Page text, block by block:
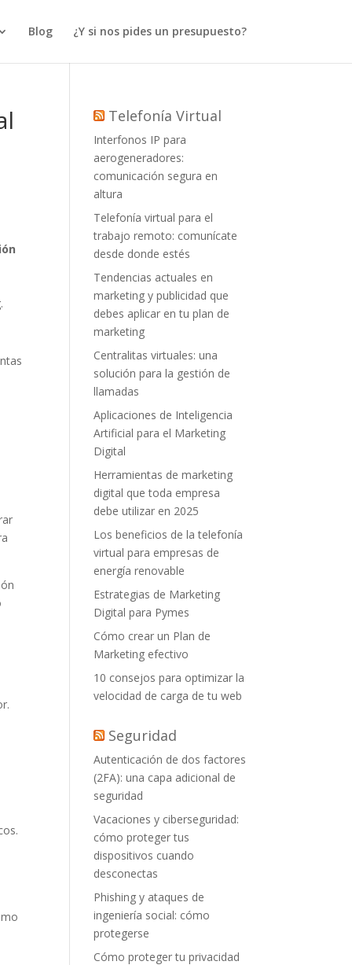
Blog ¿Y si nos pides un presupuesto?
Telefonía Virtual
Interfonos IP para
aerogeneradores:
comunicación segura en
altura
Telefonía virtual para el
trabajo remoto: comunícate
desde donde estés
Tendencias actuales en
marketing y publicidad que
debes aplicar en tu plan de
marketing
Centralitas virtuales: una
solución para la gestión de
llamadas
Aplicaciones de Inteligencia
Artificial para el Marketing
Digital
Herramientas de marketing
digital que toda empresa
debe utilizar en 2025
Los beneficios de la telefonía
virtual para empresas de
energía renovable
Estrategias de Marketing
Digital para Pymes
Cómo crear un Plan de
Marketing efectivo
10 consejos para optimizar la
velocidad de carga de tu web
Seguridad
Autenticación de dos factores
(2FA): una capa adicional de
seguridad
Vacaciones y ciberseguridad:
cómo proteger tus
dispositivos cuando
desconectas
Phishing y ataques de
ingeniería social: cómo
protegerse
Cómo proteger tu privacidad